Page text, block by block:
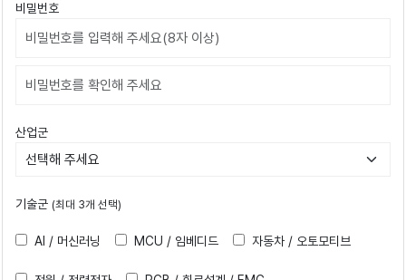
비밀번호
비밀번호확인
산업군
기술군 (최대 3개 선택)
AI / 머신러닝 MCU / 임베디드 자동차 / 오토모티브